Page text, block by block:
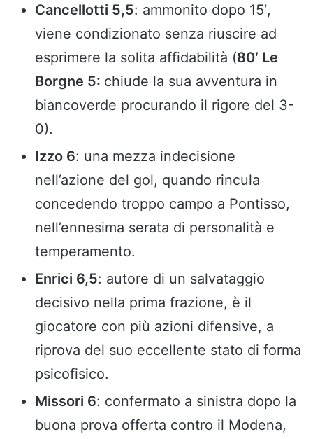
Cancellotti 5,5: ammonito dopo 15′,
viene condizionato senza riuscire ad
esprimere la solita affidabilità (80′ Le
Borgne 5: chiude la sua avventura in
biancoverde procurando il rigore del 3-
0).
Izzo 6: una mezza indecisione
nell’azione del gol, quando rincula
concedendo troppo campo a Pontisso,
nell’ennesima serata di personalità e
temperamento.
Enrici 6,5: autore di un salvataggio
decisivo nella prima frazione, è il
giocatore con più azioni difensive, a
riprova del suo eccellente stato di forma
psicofisico.
Missori 6: confermato a sinistra dopo la
buona prova offerta contro il Modena,